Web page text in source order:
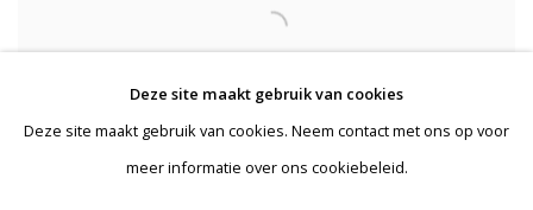
Deze site maakt gebruik van cookies
Deze site maakt gebruik van cookies. Neem contact met ons op voor
meer informatie over ons cookiebeleid.